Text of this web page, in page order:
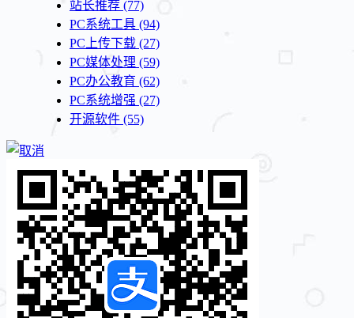
站长推荐 (77)
PC系统工具 (94)
PC上传下载 (27)
PC媒体处理 (59)
PC办公教育 (62)
PC系统增强 (27)
开源软件 (55)